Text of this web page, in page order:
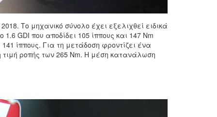
Το μηχανικό σύνολο έχει εξελιχθεί ειδικά
GDI που αποδίδει 105 ίππους και 147 Nm
ίππους. Για τη μετάδοση φροντίζει ένα
τιμή ροπής των 265 Nm. Η μέση κατανάλωση